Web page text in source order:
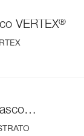
VERTEX®